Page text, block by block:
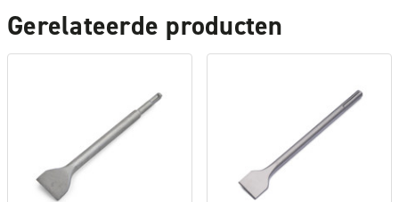
Gerelateerde producten